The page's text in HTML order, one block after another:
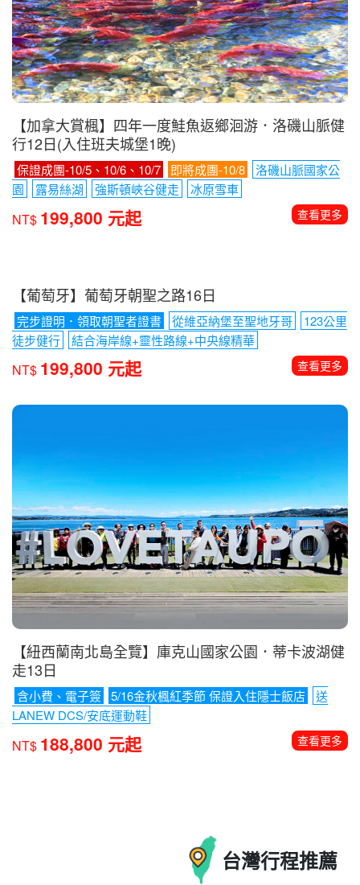
【加拿大賞楓】四年一度鮭魚返鄉洄游．洛磯山脈健
行12日(入住班夫城堡1晚)
保證成團-10/5、10/6、10/7 即將成團-10/8
洛磯山脈國家公
園
露易絲湖 強斯頓峽谷健走 冰原雪車
NT$ 199,800 元起 查看更多
【葡萄牙】葡萄牙朝聖之路16日
完步證明．領取朝聖者證書 從維亞納堡至聖地牙哥
123公里
徒步健行
結合海岸線+靈性路線+中央線精華
NT$ 199,800 元起 查看更多
【紐西蘭南北島全覽】庫克山國家公園．蒂卡波湖健
走13日
含小費、電子簽 5/16金秋楓紅季節 保證入住隱士飯店
送
LANEW DCS/安底運動鞋
NT$ 188,800 元起 查看更多
台灣行程推薦